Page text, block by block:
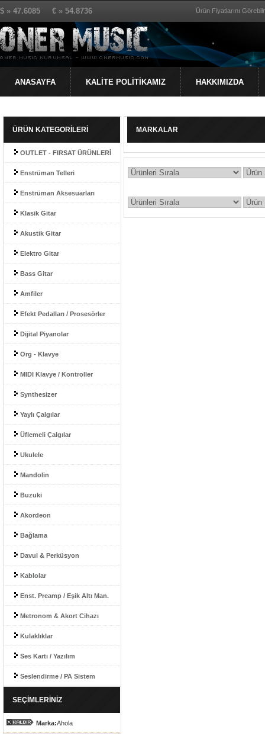
$ » 47.6085 € » 54.8736 Ürün Fiyatlarını
ANASAYFA KALİTE POLİTİKAMIZ HAKKIMIZDA
ÜRÜN KATEGORİLERİ
OUTLET - FIRSAT ÜRÜNLERİ
Enstrüman Telleri
Enstrüman Aksesuarları
Klasik Gitar
Akustik Gitar
Elektro Gitar
Bass Gitar
Amfiler
Efekt Pedalları / Prosesörler
Dijital Piyanolar
Org - Klavye
MIDI Klavye / Kontroller
Synthesizer
Yaylı Çalgılar
Üflemeli Çalgılar
Ukulele
Mandolin
Buzuki
Akordeon
Bağlama
Davul & Perküsyon
Kablolar
Enst. Preamp / Eşik Altı Man.
Metronom & Akort Cihazı
Kulaklıklar
Ses Kartı / Yazılım
Seslendirme / PA Sistem
SEÇİMLERİNİZ
Marka:Ahola
MARKALAR